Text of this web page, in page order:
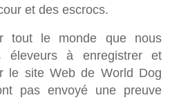
et des escrocs.
tout le monde que nous
éleveurs à enregistrer et
le site Web de World Dog
pas envoyé une preuve